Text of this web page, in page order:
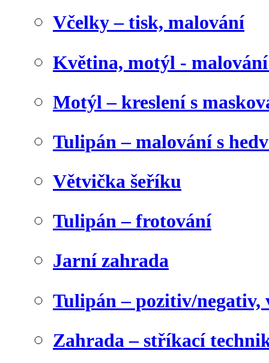
Včelky – tisk, malování
Květina, motýl -
Motýl – kreslení s
Tulipán – malování s
Větvička šeříku
Tulipán – frotování
Jarní zahrada
Tulipán – pozitiv/negativ,
Zahrada – stříkací